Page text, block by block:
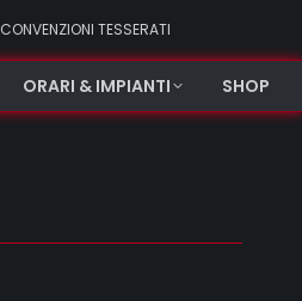
CONVENZIONI TESSERATI
ORARI & IMPIANTI SHOP